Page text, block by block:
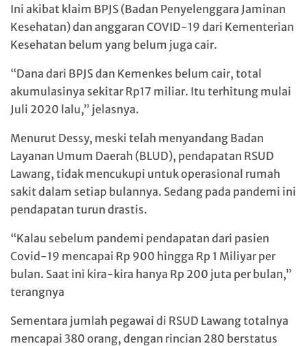
Ini akibat klaim BPJS (Badan Penyelenggara Jaminan
Kesehatan) dan anggaran COVID-19 dari Kementerian
Kesehatan belum yang belum juga cair.
“Dana dari BPJS dan Kemenkes belum cair, total
akumulasinya sekitar Rp17 miliar. Itu terhitung mulai
Juli 2020 lalu,” jelasnya.
Menurut Dessy, meski telah menyandang Badan
Layanan Umum Daerah (BLUD), pendapatan RSUD
Lawang, tidak mencukupi untuk operasional rumah
sakit dalam setiap bulannya. Sedang pada pandemi ini
pendapatan turun drastis.
“Kalau sebelum pandemi pendapatan dari pasien
Covid-19 mencapai Rp 900 hingga Rp 1 Miliyar per
bulan. Saat ini kira-kira hanya Rp 200 juta per bulan,”
terangnya
Sementara jumlah pegawai di RSUD Lawang totalnya
mencapai 380 orang, dengan rincian 280 berstatus